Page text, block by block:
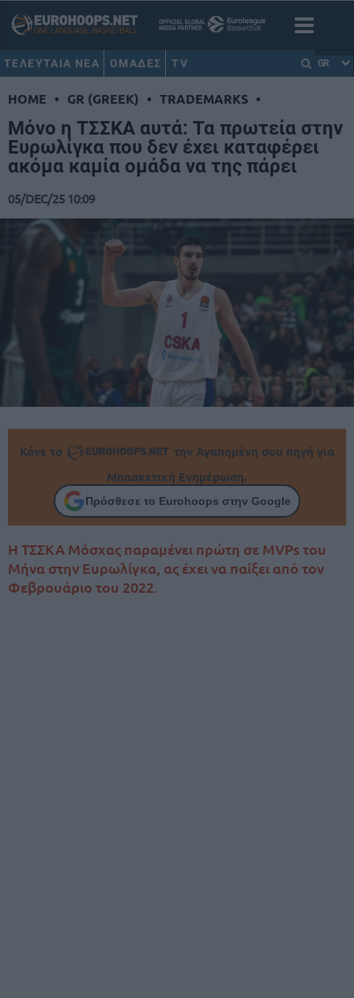
ΤΕΛΕΥΤΑΙΑ ΝΕΑ ΟΜΑΔΕΣ TV GR
HOME • GR (GREEK) • TRADEMARKS •
Μόνο η ΤΣΣΚΑ αυτά: Τα πρωτεία στην
Ευρωλίγκα που δεν έχει καταφέρει
ακόμα καμία ομάδα να της πάρει
05/DEC/25 10:09
Κάνε το
την Αγαπημένη σου πηγή για
Μπασκετική Ενημέρωση.
Πρόσθεσε το Eurohoops στην Google
Η ΤΣΣΚΑ Μόσχας παραμένει πρώτη σε MVPs του
Μήνα στην Ευρωλίγκα, ας έχει να παίξει από τον
Φεβρουάριο του 2022.